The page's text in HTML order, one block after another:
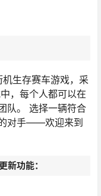
生存赛车游戏，采
，每个人都可以在
队。 选择一辆符合
对手——欢迎来到
功能：